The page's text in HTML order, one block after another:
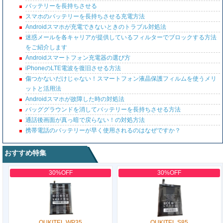
バッテリーを長持ちさせる
スマホのバッテリーを長持ちさせる充電方法
Androidスマホが充電できないときのトラブル対処法
迷惑メールを各キャリアが提供しているフィルターでブロックする方法
をご紹介します
Androidスマートフォン充電器の選び方
iPhoneのLTE電波を復旧させる方法
傷つかないだけじゃない！スマートフォン液晶保護フィルムを使うメリ
ットと活用法
Androidスマホが故障した時の対処法
バッググラウンドを消してバッテリーを長持ちさせる方法
通話後画面が真っ暗で戻らない！の対処方法
携帯電話のバッテリーが早く使用されるのはなぜですか？
おすすめ特集
30%OFF 30%OFF